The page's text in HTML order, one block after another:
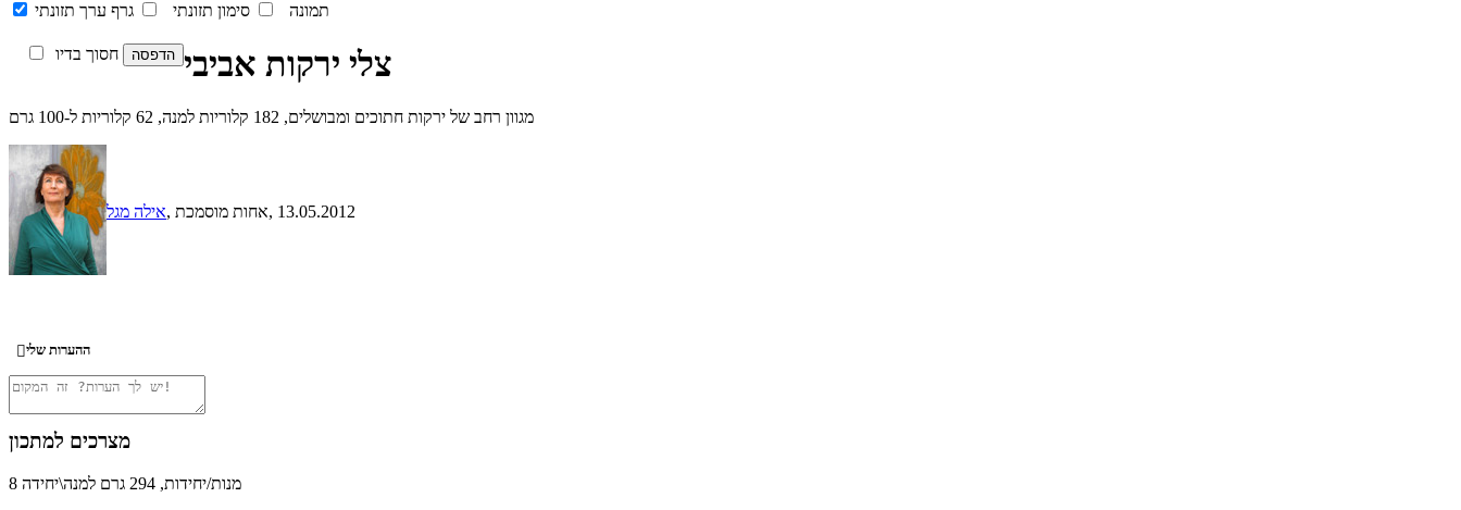
תמונה סימון תזונתי גרף ערך תזונתי
חסוך בדיו צלי ירקות אביבי
מגוון רחב של ירקות חתוכים ומבושלים, 182 קלוריות למנה, 62 קלוריות ל-100 גרם
אילה מגל , אחות מוסמכת, 13.05.2012
ההערות שלי
מצרכים למתכון
8 מנות/יחידות, 294 גרם למנה\יחידה